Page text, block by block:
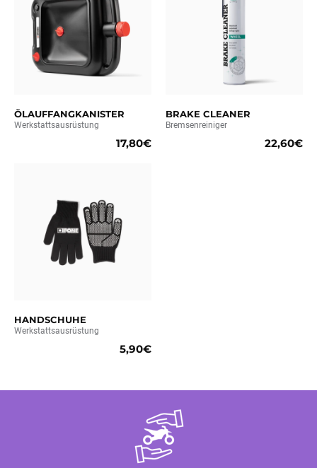
ÖLAUFFANGKANISTER
Werkstattsausrüstung
17,80€
BRAKE CLEANER
Bremsenreiniger
22,60€
HANDSCHUHE
Werkstattsausrüstung
5,90€